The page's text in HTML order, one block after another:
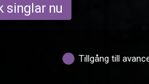
singlar nu
Tillgång till